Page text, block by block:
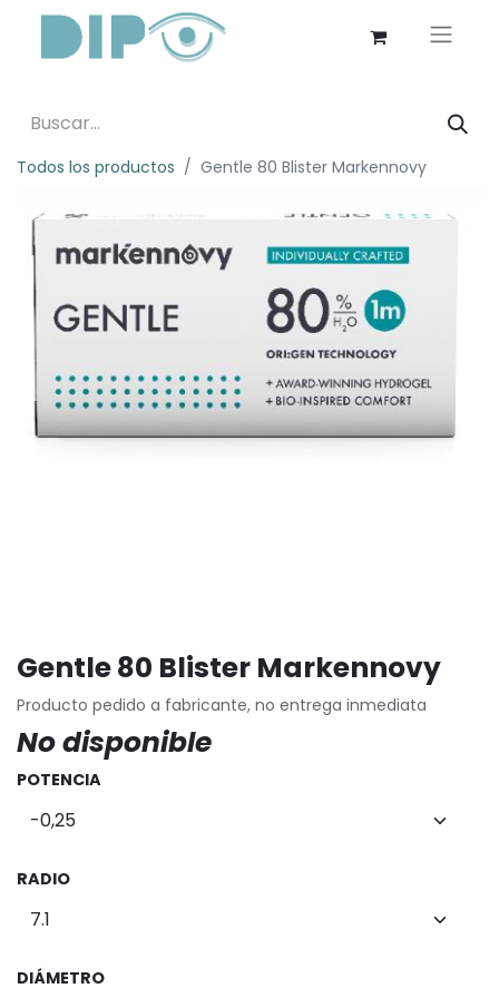
Todos los productos Gentle 80 Blister Markennovy
Gentle 80 Blister Markennovy
Producto pedido a fabricante, no entrega inmediata
No disponible
POTENCIA
RADIO
DIÁMETRO